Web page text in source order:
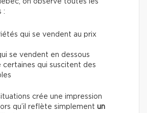
on observe toutes les
:
qui se vendent au prix
se vendent en dessous
certaines qui suscitent des
crée une impression
qu’il reflète simplement un